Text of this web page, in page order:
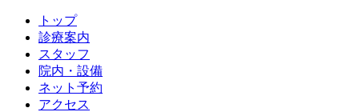
トップ
診療案内
スタッフ
院内・設備
ネット予約
アクセス